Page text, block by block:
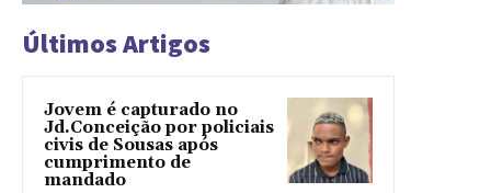
Últimos Artigos
Jovem é capturado no
Jd.Conceição por policiais
civis de Sousas após
cumprimento de
mandado